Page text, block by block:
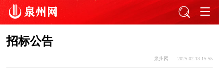
招标公告
泉州网 2025-02-13 15:55